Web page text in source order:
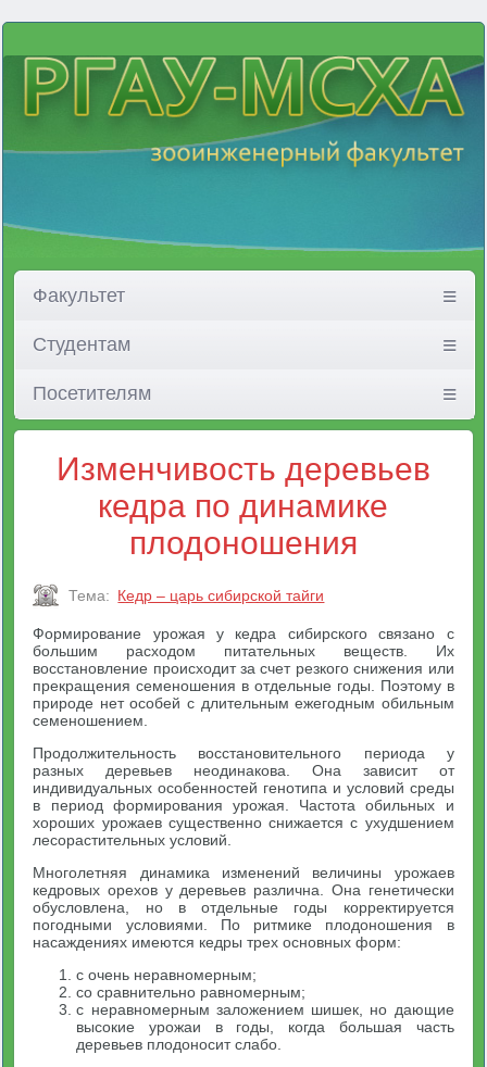
Факультет
Студентам
Посетителям
Изменчивость деревьев
кедра по динамике
плодоношения
Тема: Кедр – царь сибирской тайги
Формирование урожая у кедра сибирского связано с
большим расходом питательных веществ. Их
восстановление происходит за счет резкого снижения или
прекращения семеношения в отдельные годы. Поэтому в
природе нет особей с длительным ежегодным обильным
семеношением.
Продолжительность восстановительного периода у
разных деревьев неодинакова. Она зависит от
индивидуальных особенностей генотипа и условий среды
в период формирования урожая. Частота обильных и
хороших урожаев существенно снижается с ухудшением
лесорастительных условий.
Многолетняя динамика изменений величины урожаев
кедровых орехов у деревьев различна. Она генетически
обусловлена, но в отдельные годы корректируется
погодными условиями. По ритмике плодоношения в
насаждениях имеются кедры трех основных форм:
с очень неравномерным;
со сравнительно равномерным;
с неравномерным заложением шишек, но дающие
высокие урожаи в годы, когда большая часть
деревьев плодоносит слабо.